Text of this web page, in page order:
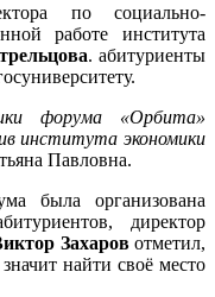
по социально-
работе института
. абитуриенты
форума «Орбита»
института экономики
Павловна.
была организована
директор
Захаровотметил,
найти своё место